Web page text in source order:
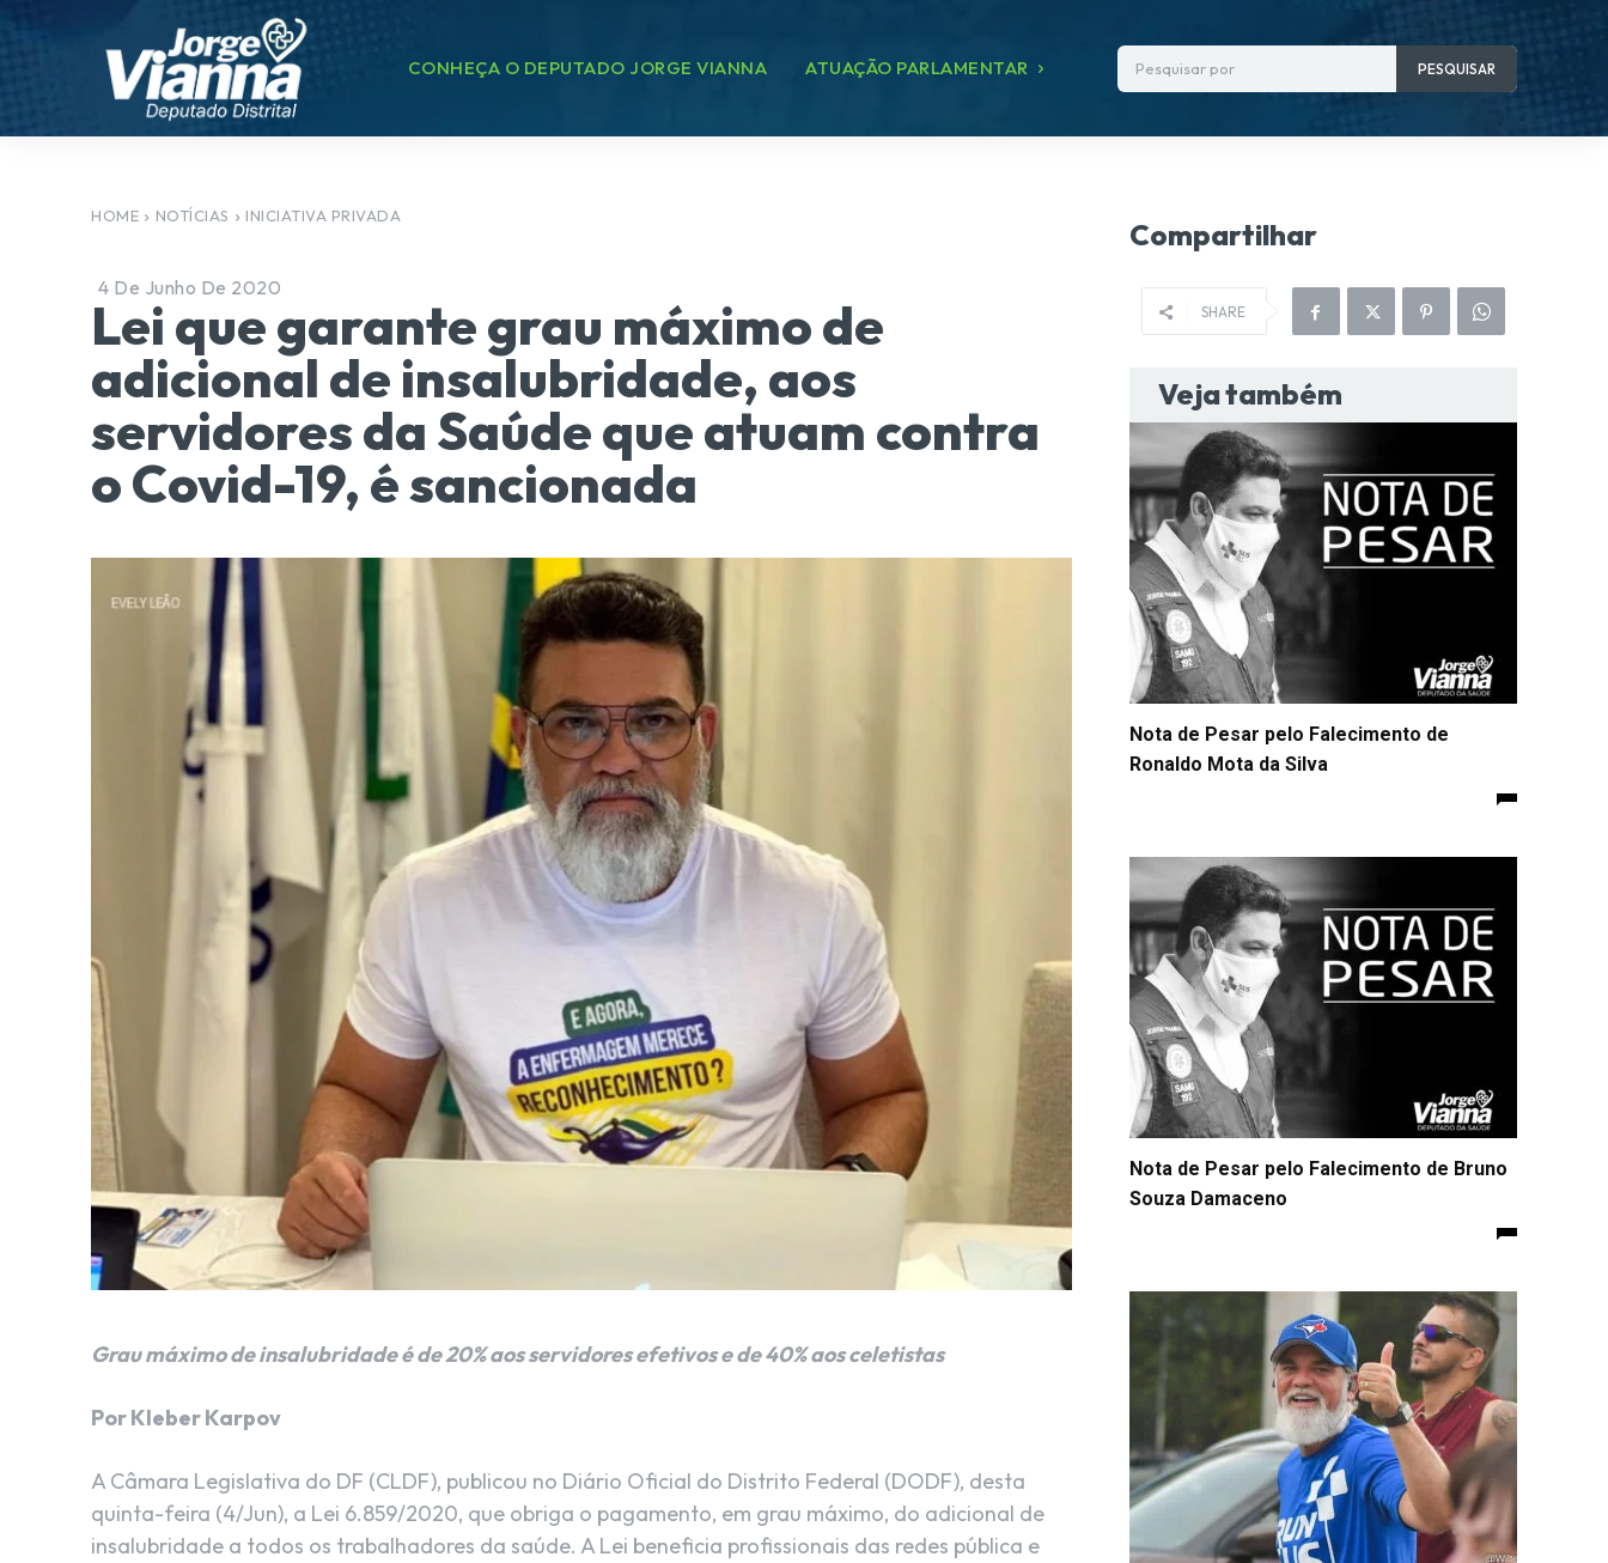
CONHEÇA O DEPUTADO JORGE VIANNA ATUAÇÃO PARLAMENTAR Pesquisar por PESQUISAR
HOME NOTÍCIAS INICIATIVA PRIVADA
4 De Junho De 2020
Lei que garante grau máximo de
adicional de insalubridade, aos
servidores da Saúde que atuam contra
o Covid-19, é sancionada
Grau máximo de insalubridade é de 20% aos servidores efetivos e de 40% aos celetistas
Por Kleber Karpov
A Câmara Legislativa do DF (CLDF), publicou no Diário Oficial do Distrito Federal (DODF), desta
quinta-feira (4/Jun), a Lei 6.859/2020, que obriga o pagamento, em grau máximo, do adicional de
insalubridade a todos os trabalhadores da saúde. A Lei beneficia profissionais das redes pública e
Compartilhar
SHARE
Veja também
Nota de Pesar pelo Falecimento de
Ronaldo Mota da Silva
Nota de Pesar pelo Falecimento de Bruno
Souza Damaceno